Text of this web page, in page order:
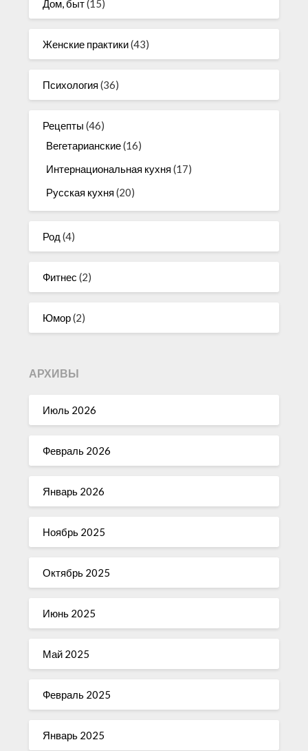
Дом, быт(15)
Женские практики(43)
Психология (36)
Рецепты (46)
Вегетарианские(16)
Интернациональная кухня (17)
Русская кухня (20)
Род (4)
Фитнес (2)
Юмор(2)
АРХИВЫ
Июль 2026
Февраль 2026
Январь 2026
Ноябрь 2025
Октябрь 2025
Июнь 2025
Май 2025
Февраль 2025
Январь 2025